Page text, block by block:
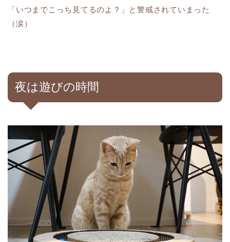
「いつまでこっち見てるのよ？」と警戒されていまった
（涙）
夜は遊びの時間